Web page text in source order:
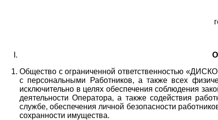
Общество с ограниченной ответственностью
с персональными Работников, а также всех
исключительно в целях обеспечения соблюдения
деятельности Оператора,а также содействия
службе, обеспечения личной безопасности
сохранности имущества.